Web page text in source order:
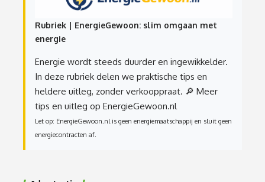
Rubriek | EnergieGewoon: slim omgaan met
energie
Energie wordt steeds duurder en ingewikkelder.
In deze rubriek delen we praktische tips en
heldere uitleg, zonder verkooppraat. 🔎 Meer
tips en uitleg op EnergieGewoon.nl
Let op: EnergieGewoon.nl is geen energiemaatschappij en sluit geen
energiecontracten af.